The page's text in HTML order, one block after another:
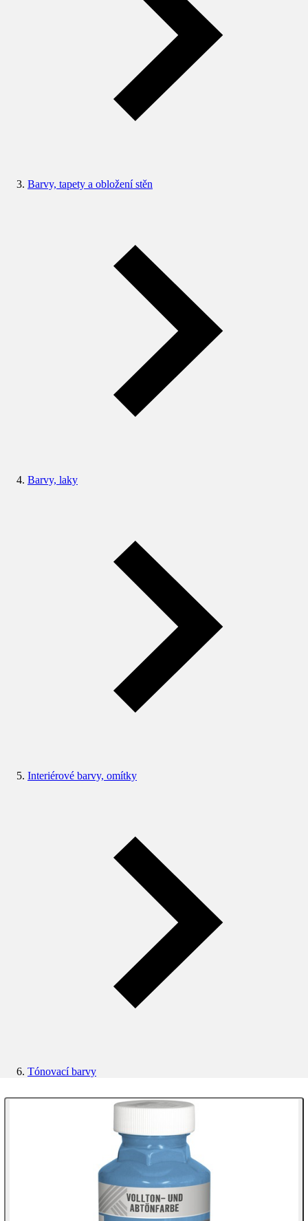
Barvy, tapety a obložení stěn
Barvy, laky
Interiérové barvy, omítky
Tónovací barvy